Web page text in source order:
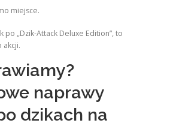
miejsce.
po „Dzik‑Attack Deluxe Edition”, to
akcji.
naprawy
dzikach na